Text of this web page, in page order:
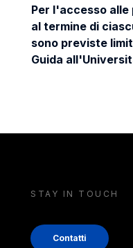
Per l'accesso
al termine di
sono previste
Guida
STAY IN TOUCH
Contatti